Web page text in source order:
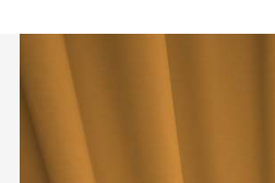
お客様の声
お役立ち情報
FAQ